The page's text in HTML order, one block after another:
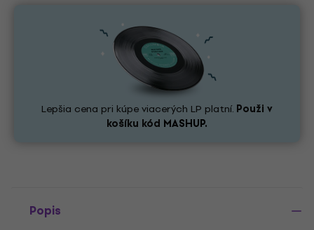
Lepšia cena pri kúpe viacerých LP platní. Použi v
košíku kód MASHUP.
Popis